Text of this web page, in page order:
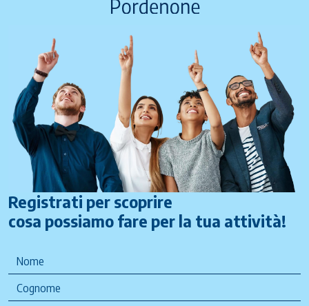
Registrati per scoprire
cosa possiamo fare per la tua attività!